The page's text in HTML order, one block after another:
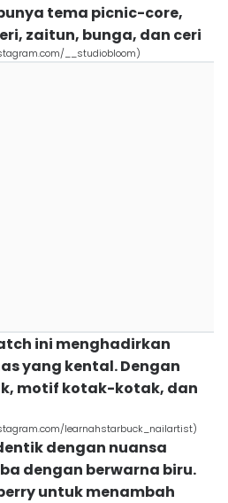
tema picnic-core,
zaitun, bunga, dan ceri
__studiobloom)
ini menghadirkan
yang kental. Dengan
motif kotak-kotak, dan
learnahstarbuck_nailartist)
dengan nuansa
dengan berwarna biru.
untuk menambah